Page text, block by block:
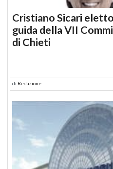
Cristiano Sicari
guida della VII
di Chieti
di Redazione